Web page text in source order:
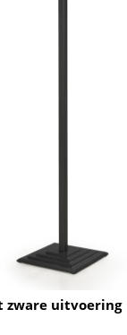
zware uitvoering